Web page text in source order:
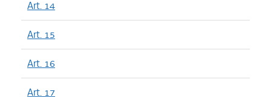
Art. 14
Art. 15
Art. 16
Art. 17